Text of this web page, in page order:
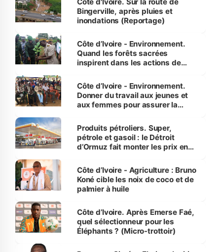
Bingerville, après pluies et
inondations (Reportage)
Côte d’Ivoire - Environnement.
Quand les forêts sacrées
inspirent dans les actions de
Côte d’Ivoire - Environnement.
Donner du travail aux jeunes et
aux femmes pour assurer la
menacées
Produits pétroliers. Super,
pétrole et gasoil : le Détroit
d’Ormuz fait monter les prix en
Côte d’Ivoire - Agriculture : Bruno
Koné cible les noix de coco et de
palmier à huile
Côte d’Ivoire. Après Emerse Faé,
quel sélectionneur pour les
Éléphants ? (Micro-trottoir)